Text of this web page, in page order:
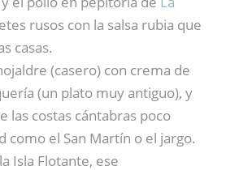
rusos con la salsa rubia que
casas.
(casero) con crema de
(un plato muy antiguo), y
las costas cántabras poco
como el San Martín o el jargo.
Isla Flotante, ese